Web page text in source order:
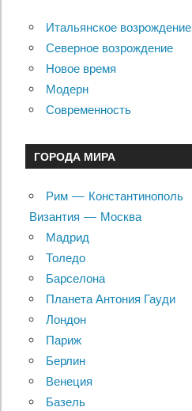
Итальянское возрождение
Северное возрождение
Новое время
Модерн
Современность
ГОРОДА МИРА
Рим — Константинополь
Византия — Москва
Мадрид
Толедо
Барселона
Планета Антония Гауди
Лондон
Париж
Берлин
Венеция
Базель